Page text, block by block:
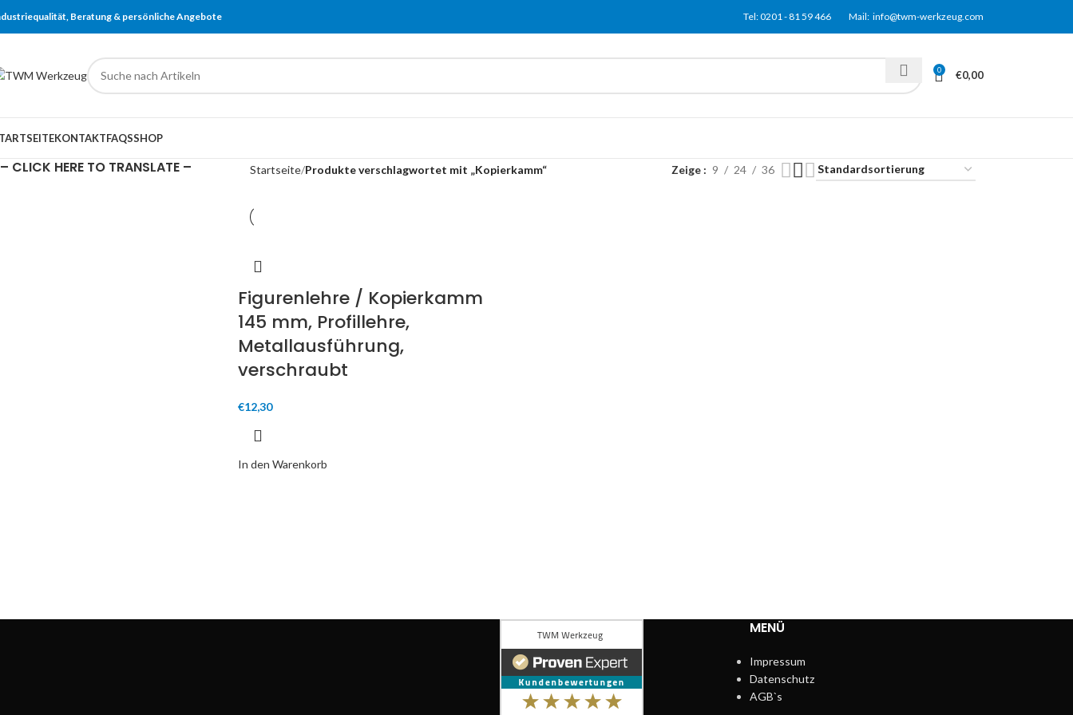
Beratung & persönliche Angebote Tel: 0201 - 8159466 Mail: info@twm-werkzeug.com
0 €0,00
KONTAKTFAQSSHOP
– CLICK HERE TO TRANSLATE – Startseite Produkte verschlagwortet mit „Kopierkamm“ Zeige 9 24 36
Figurenlehre / Kopierkamm
145 mm, Profillehre,
Metallausführung,
verschraubt
€12,30
In den Warenkorb
MENÜ
Impressum
Datenschutz
AGB`s